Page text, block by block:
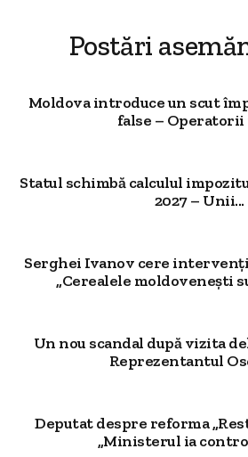
Postări
Moldova introduce un scut
false – Operatorii
Statul schimbă calculul
2027 – Unii...
Serghei Ivanov cere
„Cerealele moldovenești
Un nou scandal după vizita
Reprezentantul
Deputat despre reforma
„Ministerul ia